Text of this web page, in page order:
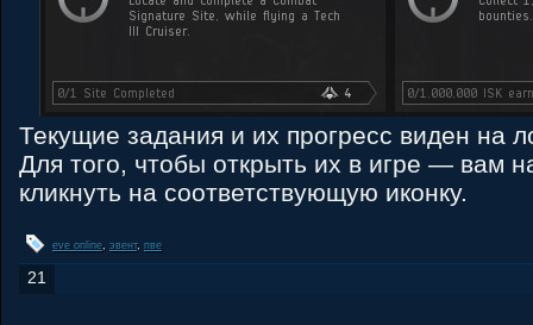
Текущие задания и их прогресс виден на
Для того, чтобы открыть их в игре — вам
кликнуть на соответствующую иконку.
eve online, эвент, пве
21